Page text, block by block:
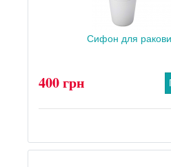
Сифон для
400 грн